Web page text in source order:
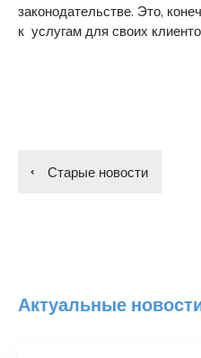
законодательстве. Это,
к услугам для своих
Старые новости
Актуальные